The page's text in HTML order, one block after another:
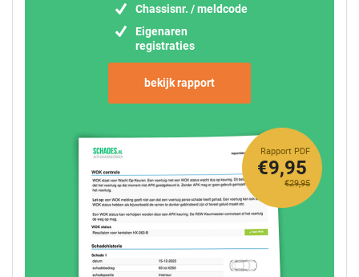
Chassisnr. / meldcode
Eigenaren
registraties
bekijk rapport
Rapport PDF
€29,95
€9,95